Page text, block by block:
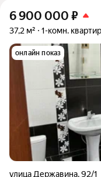
6 900 000 ₽
37,2 м² 1-комн.
онлайн показ
улица Державина,92/1